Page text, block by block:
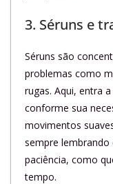
3. Séruns e
Séruns são
problemas como
rugas. Aqui, entra
conforme sua
movimentos
sempre
paciência, como
tempo.